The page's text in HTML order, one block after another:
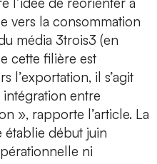
vers la consommation
média 3trois3 (en
cette filière est
l’exportation, il s’agit
entre
», rapporte l’article. La
début juin
ni